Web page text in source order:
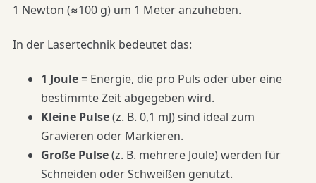
1 Newton (≈100 g) um 1 Meter anzuheben.
In der Lasertechnik bedeutet das:
1 Joule = Energie, die pro Puls oder über eine
bestimmte Zeit abgegeben wird.
Kleine Pulse(z. B. 0,1 mJ) sind ideal zum
Gravieren oder Markieren.
Große Pulse(z. B. mehrere Joule) werden für
Schneiden oder Schweißen genutzt.